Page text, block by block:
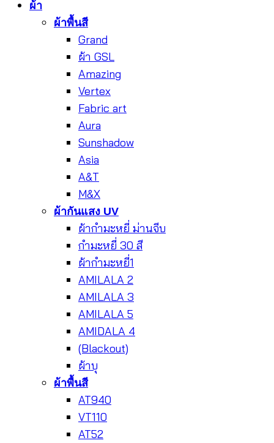
ผ้า
ผ้าพื้นสี
Grand
ผ้า GSL
Amazing
Vertex
Fabric art
Aura
Sunshadow
Asia
A&T
M&X
ผ้ากันแสง UV
ผ้ากำมะหยี่ ม่านจีบ
กำมะหยี่ 30 สี
ผ้ากำมะหยี่1
AMILALA 2
AMILALA 3
AMILALA 5
AMIDALA 4
(Blackout)
ผ้าบุ
ผ้าพื้นสี
AT940
VT110
AT52